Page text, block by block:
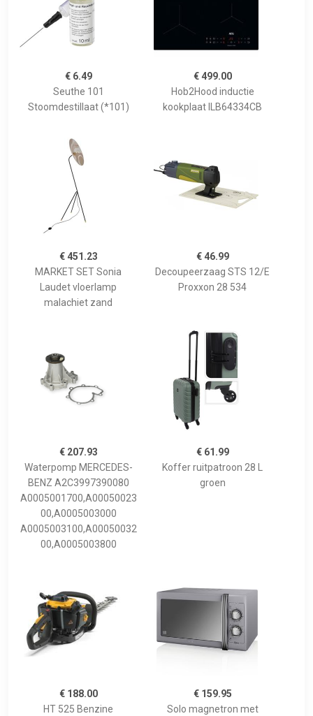
€ 6.49
Seuthe 101
Stoomdestillaat (*101)
€ 499.00
Hob2Hood inductie
kookplaat ILB64334CB
€ 451.23
MARKET SET Sonia
Laudet vloerlamp
malachiet zand
€ 46.99
Decoupeerzaag STS 12/E
Proxxon 28 534
€ 207.93
Waterpomp MERCEDES-
BENZ A2C3997390080
A0005001700,A00050023
00,A0005003000
A0005003100,A00050032
00,A0005003800
€ 61.99
Koffer ruitpatroon 28 L
groen
€ 188.00
HT 525 Benzine
€ 159.95
Solo magnetron met